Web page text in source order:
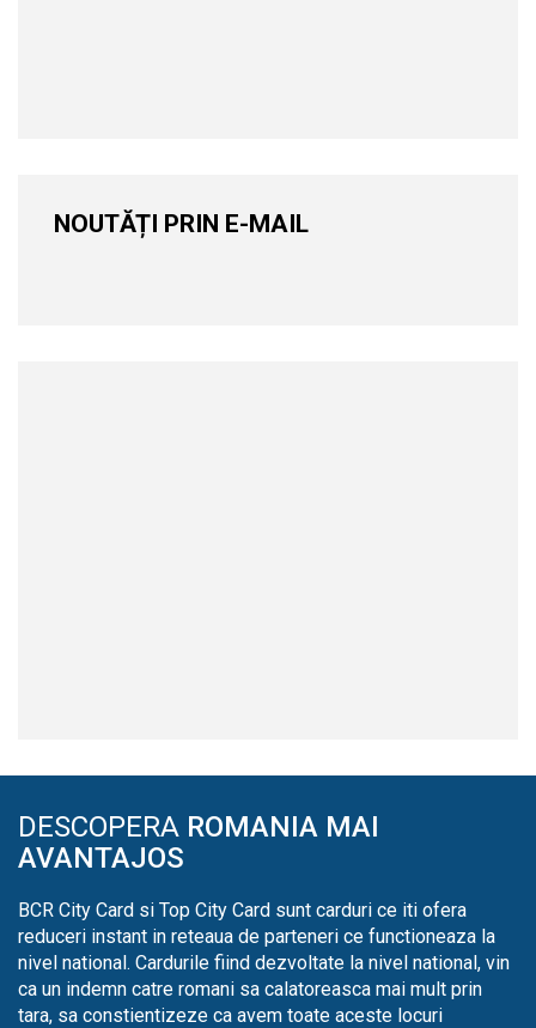
NOUTĂȚI PRIN E-MAIL
DESCOPERA ROMANIA MAI
AVANTAJOS
BCR City Card si Top City Card sunt carduri ce iti ofera
reduceri instant in reteaua de parteneri ce functioneaza la
nivel national. Cardurile fiind dezvoltate la nivel national, vin
ca un indemn catre romani sa calatoreasca mai mult prin
tara, sa constientizeze ca avem toate aceste locuri